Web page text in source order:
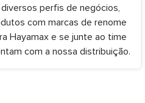
perfis de negócios,
com marcas de renome
Hayamax e se junte ao time
com a nossa distribuição.